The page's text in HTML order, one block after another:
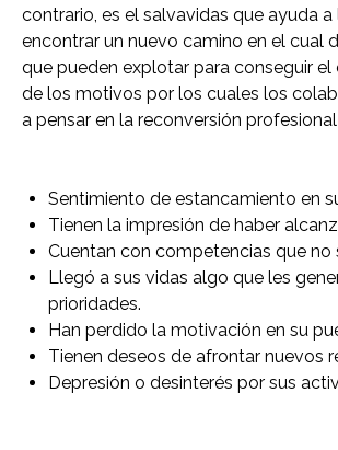
contrario, es el salvavidas que ayuda a
encontrar un nuevo camino en el cual
que pueden explotar para conseguir el
de los motivos por los cuales los
a pensar en la reconversión
Sentimiento de estancamiento en
Tienen la impresión de haber
Cuentan con competencias que no
Llegó a sus vidas algo que les
prioridades.
Han perdido la motivación en su
Tienen deseos de afrontar nuevos
Depresión o desinterés por sus